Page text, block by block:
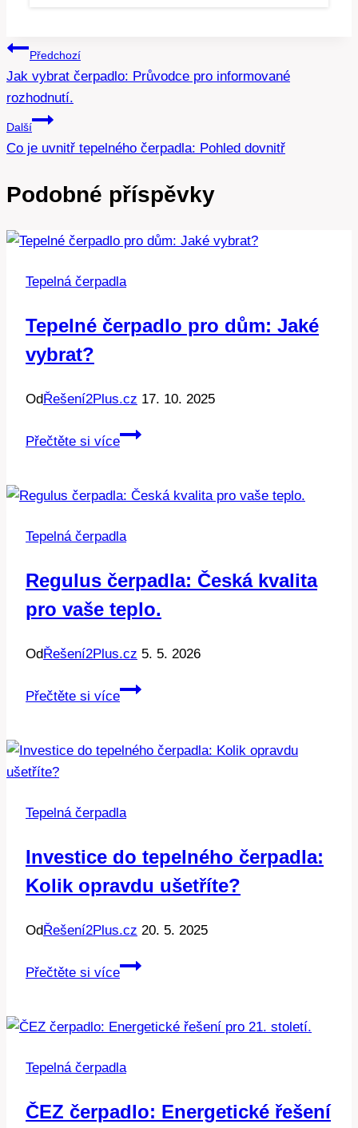
Navigace
pro
příspěvek
Předchozí
Jak vybrat čerpadlo: Průvodce pro informované
rozhodnutí.
Další
Co je uvnitř tepelného čerpadla: Pohled dovnitř
Podobné příspěvky
Tepelná čerpadla
Tepelné čerpadlo pro dům: Jaké
vybrat?
OdŘešení2Plus.cz 17. 10. 2025
Přečtěte si více
Tepelné
dům:
vybrat?
Tepelná čerpadla
Regulus čerpadla: Česká kvalita
pro vaše teplo.
OdŘešení2Plus.cz 5. 5. 2026
Přečtěte si více
Regulus
kvalita
teplo.
Tepelná čerpadla
Investice do tepelného čerpadla:
Kolik opravdu ušetříte?
OdŘešení2Plus.cz 20. 5. 2025
Přečtěte si více
Investice
čerpadla:
opravdu
Tepelná čerpadla
ČEZ čerpadlo: Energetické řešení